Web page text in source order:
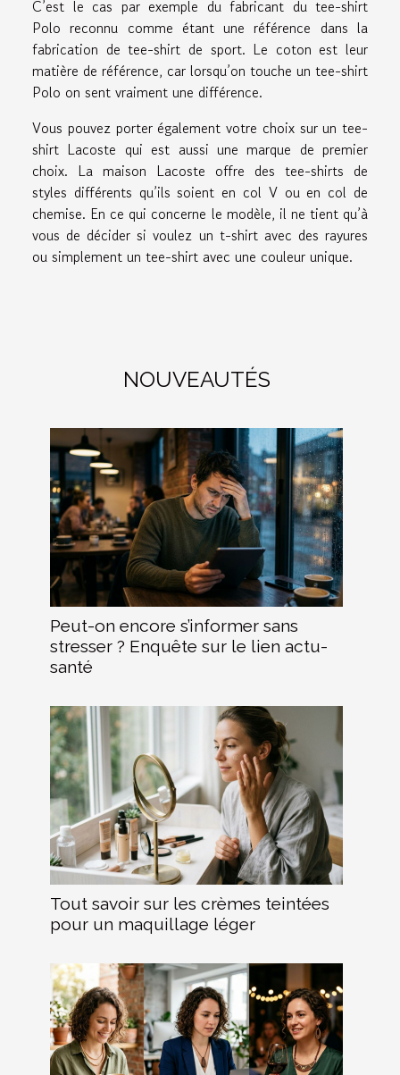
C’est le cas par exemple du fabricant du tee-shirt
Polo reconnu comme étant une référence dans la
fabrication de tee-shirt de sport. Le coton est leur
matière de référence, car lorsqu’on touche un tee-shirt
Polo on sent vraiment une différence.
Vous pouvez porter également votre choix sur un tee-
shirt Lacoste qui est aussi une marque de premier
choix. La maison Lacoste offre des tee-shirts de
styles différents qu’ils soient en col V ou en col de
chemise. En ce qui concerne le modèle, il ne tient qu’à
vous de décider si voulez un t-shirt avec des rayures
ou simplement un tee-shirt avec une couleur unique.
NOUVEAUTÉS
Peut-on encore s’informer sans
stresser ? Enquête sur le lien actu-
santé
Tout savoir sur les crèmes teintées
pour un maquillage léger